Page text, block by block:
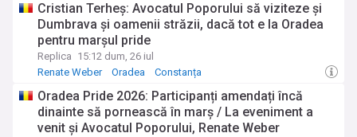
Cristian Terheș: Avocatul Poporului să viziteze și
Dumbrava și oamenii străzii, dacă tot e la Oradea
pentru marșul pride
Replica 15:12 dum, 26 iul
Renate Weber
Oradea Constanța
Oradea Pride 2026: Participanți amendați încă
dinainte să pornească în marș / La eveniment a
venit și Avocatul Poporului, Renate Weber